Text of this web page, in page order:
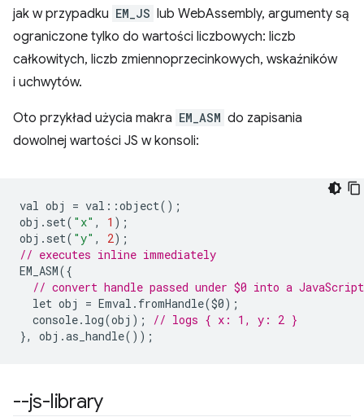
jak w przypadku EM_JS lub WebAssembly, argumenty są
ograniczone tylko do wartości liczbowych: liczb
całkowitych, liczb zmiennoprzecinkowych, wskaźników
i uchwytów.
Oto przykład użycia makra EM_ASM do zapisania
dowolnej wartości JS w konsoli:
val obj = val ::object();
obj . set( "x" , 1 );
obj . set( "y" , 2);
// executes inline immediately
EM_ASM({
// convert handle passed under $0 into a
let obj = Emval . fromHandle($0);
console. log(obj );
// logs { x: 1, y: 2 }
},
obj .as_handle());
--js-library